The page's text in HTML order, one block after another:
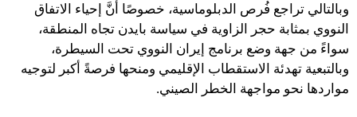
وبالتالي تراجع فُرص الدبلوماسية، خصوصًا أنَّ إحياء الاتفاق
النووي بمثابة حجر الزاوية في سياسة بايدن تجاه المنطقة،
سواءً من جهة وضع برنامج إيران النووي تحت السيطرة،
وبالتبعية تهدئة الاستقطاب الإقليمي ومنحها فرصةً أكبر لتوجيه
مواردها نحو مواجهة الخطر الصيني.